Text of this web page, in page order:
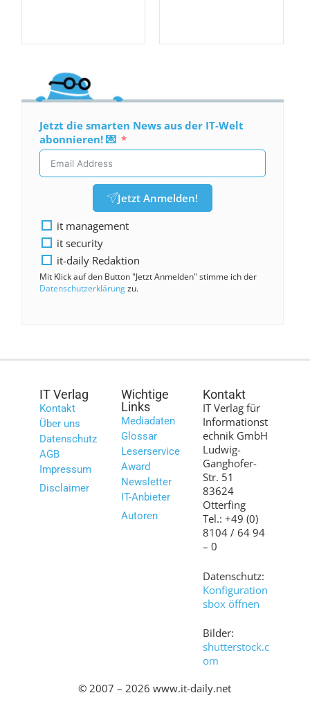
Jetzt die smarten News aus der IT-Welt
abonnieren! 💌
Jetzt Anmelden!
it management
it security
it-daily Redaktion
Mit Klick auf den Button "Jetzt Anmelden" stimme ich der
Datenschutzerklärungzu.
IT Verlag
Kontakt
Über uns
Datenschutz
AGB
Impressum
Disclaimer
Wichtige
Links
Mediadaten
Glossar
Leserservice
Award
Newsletter
IT-Anbieter
Autoren
Kontakt
IT Verlag für
Informationst
echnik GmbH
Ludwig-
Ganghofer-
Str. 51
83624
Otterfing
Tel.: +49 (0)
8104 / 64 94
– 0
Datenschutz:
Konfiguration
sbox öffnen
Bilder:
shutterstock.c
om
© 2007 – 2026 www.it-daily.net